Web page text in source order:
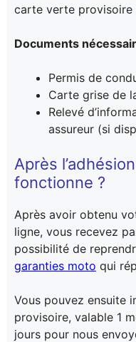
carte verte provisoire
Documents
Permis de
Carte grise de
Relevé
assureur (si
Après
fonctionne ?
Après avoir obtenu
ligne, vous recevez
possibilité de
garanties moto qui
Vous pouvez ensuite
provisoire, valable 1
jours pour nous